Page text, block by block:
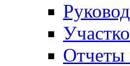
Отчеты